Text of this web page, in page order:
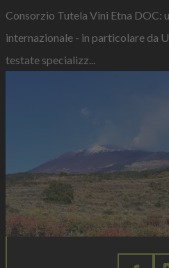
Consorzio Tutela Vini Etna DOC:
internazionale - in particolare da
testate specializz...